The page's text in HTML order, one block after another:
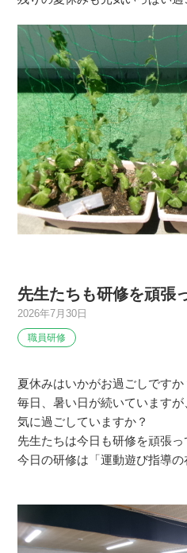
先生たちも研修を頑張
2026年7月30日
職員研修
夏休みはいかがお過ごしですか
毎日、暑い日が続いています
気に過ごしていますか？
先生たちは今日も研修を頑張
今日の研修は「運動遊び指導の